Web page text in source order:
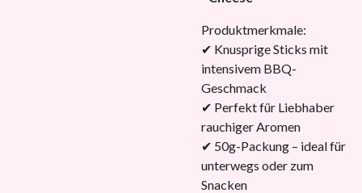
Produktmerkmale:
✔ Knusprige Sticks mit
intensivem BBQ-
Geschmack
✔ Perfekt für Liebhaber
rauchiger Aromen
✔ 50g-Packung – ideal für
unterwegs oder zum
Snacken